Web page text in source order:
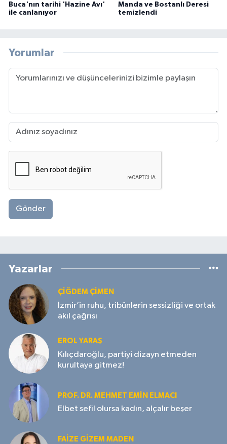
Buca'nın tarihi 'Hazine Avı'
ile canlanıyor
Manda ve Bostanlı Deresi
temizlendi
Yorumlar
Gönder
Yazarlar
ÇIĞDEM ÇIMEN
İzmir’in ruhu, tribünlerin sessizliği ve ortak
akıl çağrısı
EROL YARAŞ
Kılıçdaroğlu, partiyi dizayn etmeden
kurultaya gitmez!
PROF. DR. MEHMET EMIN ELMACI
Elbet sefil olursa kadın, alçalır beşer
FAIZE GIZEM MADEN